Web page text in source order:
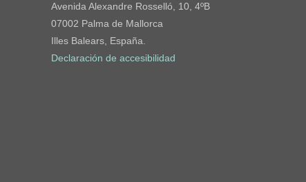
Avenida Alexandre Rosselló, 10, 4ºB
07002 Palma de Mallorca
Illes Balears, España.
Declaración de accesibilidad